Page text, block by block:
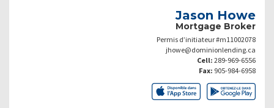
Jason Howe
Mortgage Broker
Permis d’initiateur #m11002078
jhowe@dominionlending.ca
Cell: 289-969-6556
Fax: 905-984-6958